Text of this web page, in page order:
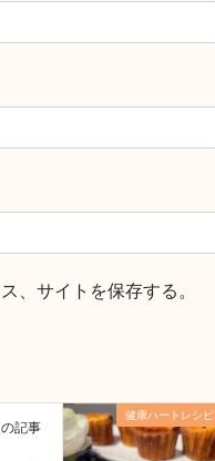
、サイトを保存する。
健康ハートレシピ
記事